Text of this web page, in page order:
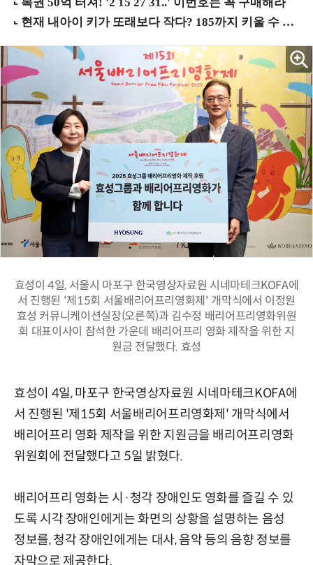
효성이 4일, 서울시 마포구 한국영상자료원 시네마테크KOFA에
서 진행된 '제15회 서울배리어프리영화제' 개막식에서 이정원
효성 커뮤니케이션실장(오른쪽)과 김수정 배리어프리영화위원
회 대표이사이 참석한 가운데 배리어프리 영화 제작을 위한 지
원금 전달했다. 효성
효성이 4일, 마포구 한국영상자료원 시네마테크KOFA에
서 진행된 '제15회 서울배리어프리영화제' 개막식에서
배리어프리 영화 제작을 위한 지원금을 배리어프리영화
위원회에 전달했다고 5일 밝혔다.
배리어프리 영화는 시·청각 장애인도 영화를 즐길 수 있
도록 시각 장애인에게는 화면의 상황을 설명하는 음성
정보를, 청각 장애인에게는 대사, 음악 등의 음향 정보를
자막으로 제공한다.